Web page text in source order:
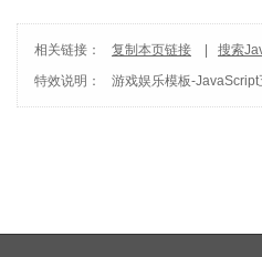
相关链接： 复制本页链接
搜索
特效说明：
游戏娱乐模板-JavaScript